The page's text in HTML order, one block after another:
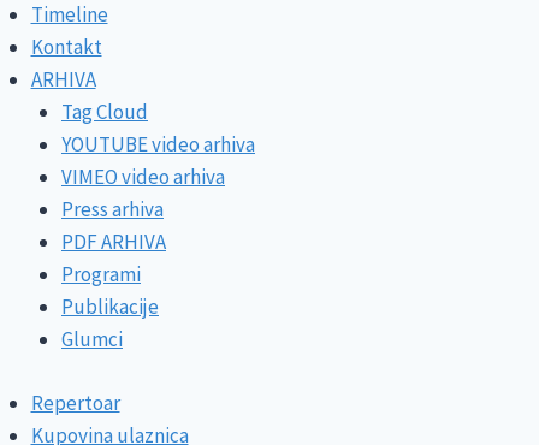
Timeline
Kontakt
ARHIVA
Tag Cloud
YOUTUBE video arhiva
VIMEO video arhiva
Press arhiva
PDF ARHIVA
Programi
Publikacije
Glumci
Repertoar
Kupovina ulaznica